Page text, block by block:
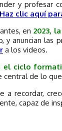
y profesar
Haz clic aquí
en 2023,
y anuncian las
a los videos.
el ciclo
central de lo
a recordar,
capaz de